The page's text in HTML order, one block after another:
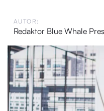
AUTOR:
Redaktor Blue Whale